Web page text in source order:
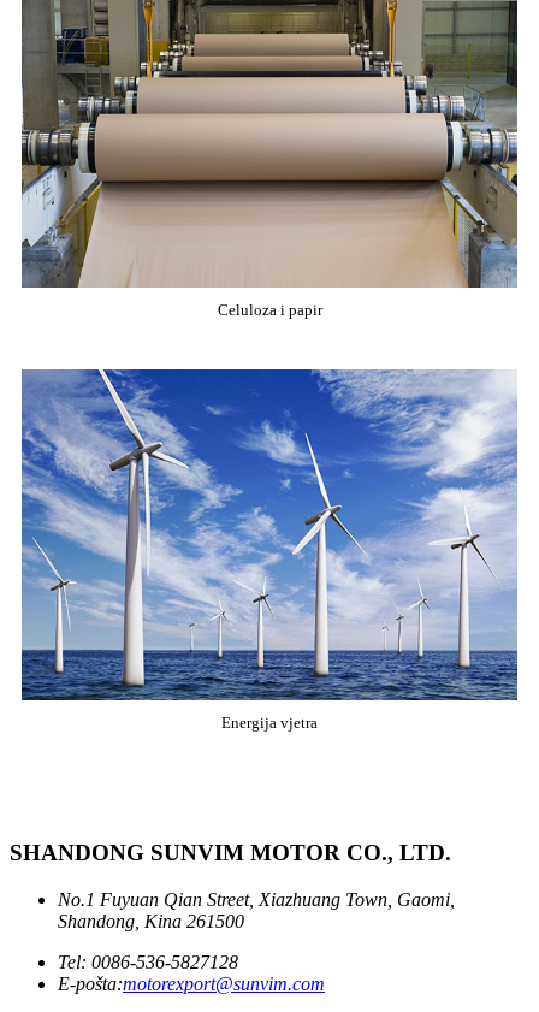
Celuloza i papir
Energija vjetra
SHANDONG SUNVIM MOTOR CO., LTD.
No.1 Fuyuan Qian Street, Xiazhuang Town, Gaomi,
Shandong, Kina 261500
Tel: 0086-536-5827128
E-pošta:motorexport@sunvim.com